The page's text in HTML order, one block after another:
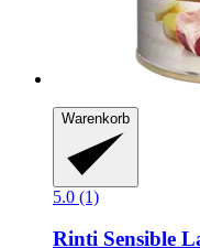
Warenkorb
5.0 (1)
Rinti Sensible